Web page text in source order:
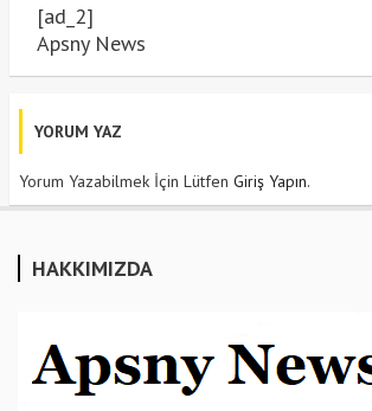
[ad_2]
Apsny News
YORUM YAZ
Yorum Yazabilmek İçin Lütfen Giriş Yapın.
HAKKIMIZDA